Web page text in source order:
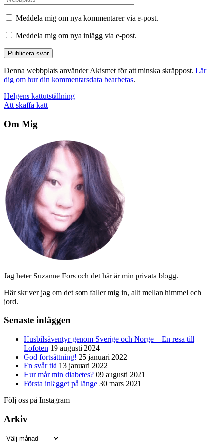
Meddela mig om nya kommentarer via e-post.
Meddela mig om nya inlägg via e-post.
Denna webbplats använder Akismet för att minska skräppost. Lär
dig om hur din kommentarsdata bearbetas.
Inläggsnavigering
Helgens kattutställning
Att skaffa katt
Om Mig
Jag heter Suzanne Fors och det här är min privata blogg.
Här skriver jag om det som faller mig in, allt mellan himmel och
jord.
Senaste inläggen
Husbilsäventyr genom Sverige och Norge – En resa till
Lofoten 19 augusti 2024
God fortsättning! 25 januari 2022
En svår tid 13 januari 2022
Hur mår min diabetes? 09 augusti 2021
Första inlägget på länge 30 mars 2021
Följ oss på Instagram
Arkiv
Arkiv